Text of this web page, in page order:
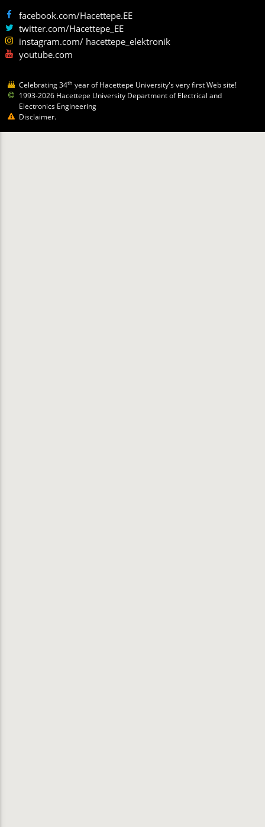
facebook.com/Hacettepe.EE
twitter.com/Hacettepe_EE
instagram.com/ hacettepe_elektronik
youtube.com
Celebrating 34th year of Hacettepe University's very first Web site!
1993-2026 Hacettepe University Department of Electrical and
Electronics Engineering
Disclaimer.